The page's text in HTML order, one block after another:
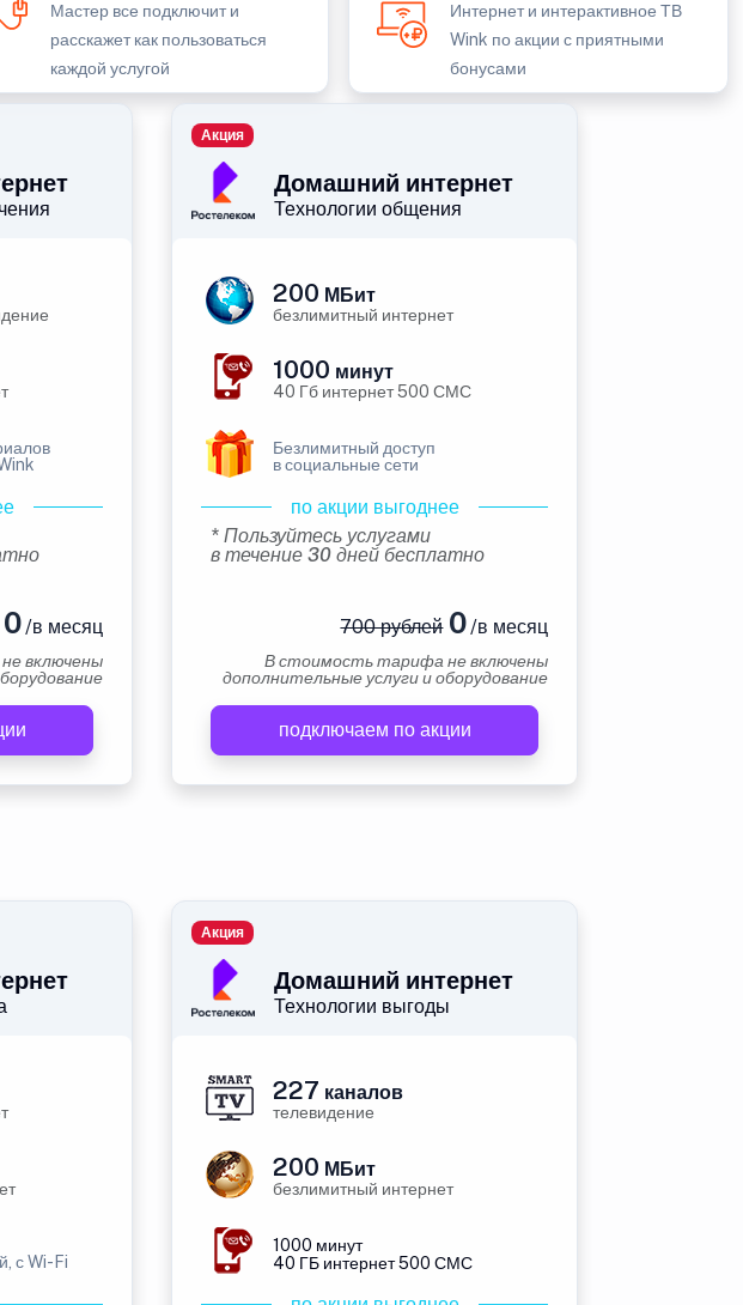
Мастер все подключит и
расскажет как пользоваться
каждой услугой
Интернет и интерактивное ТВ
Wink по акции с приятными
бонусами
/в месяц
включены
Домашний интернет
Технологии общения
Акция
200 МБит
безлимитный интернет
1000 минут
40 Гб интернет 500 СМС
Безлимитный доступ
в социальные сети
по акции выгоднее
* Пользуйтесь услугами
в течение 30 дней бесплатно
700 рублей0/в месяц
В стоимость тарифа не включены
дополнительные услуги и оборудование
подключаем по акции
с Wi-Fi
Домашний интернет
Технологии выгоды
Акция
227 каналов
телевидение
200 МБит
безлимитный интернет
1000 минут
40 ГБ интернет 500 СМС